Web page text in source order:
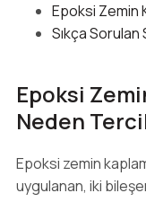
Epoksi Zemin
Sıkça Sorulan
Epoksi
Neden
Epoksi zemin
uygulanan, iki